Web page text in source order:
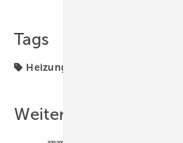
Tags
Heizungsindustrie
Weitere Inhalte